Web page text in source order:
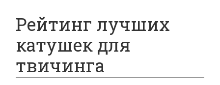
Рейтинг лучших
катушек для
твичинга